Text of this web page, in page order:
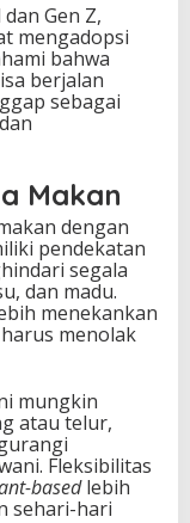
Gen Z,
mengadopsi
bahwa
berjalan
sebagai
Makan
dengan
pendekatan
segala
dan madu.
menekankan
menolak
mungkin
atau telur,
Fleksibilitas
basedlebih
sehari-hari